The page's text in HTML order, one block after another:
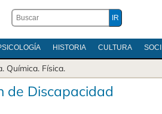
HISTORIA CULTURA
. Química. Física.
de Discapacidad